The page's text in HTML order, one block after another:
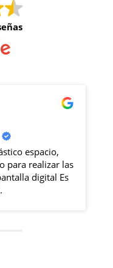
Gabriel
Excelente lugar
Rosa lo haces todo
se siente